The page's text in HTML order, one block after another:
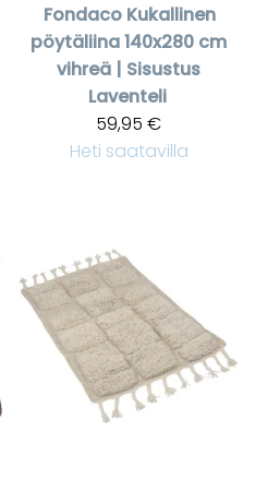
Fondaco Kukallinen
pöytäliina 140x280 cm
vihreä | Sisustus
Laventeli
59,95 €
Heti saatavilla